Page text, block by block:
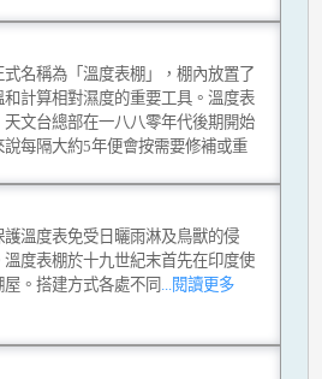
名稱為「溫度表棚」，棚內放置了
計算相對濕度的重要工具。溫度表
文台總部在一八八零年代後期開始
每隔大約5年便會按需要修補或重
溫度表免受日曬雨淋及鳥獸的侵
度表棚於十九世紀末首先在印度使
。搭建方式各處不同 ...閱讀更多